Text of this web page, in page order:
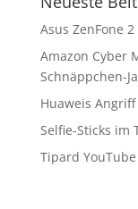
Asus ZenFone
Amazon Cyber
Schnäppchen-
Huaweis
Selfie-Sticks im
Tipard